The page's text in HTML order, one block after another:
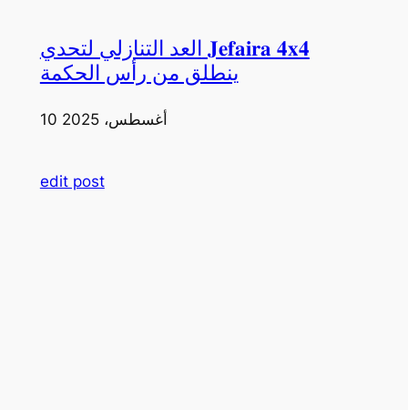
العد التنازلي لتحدي 𝐉𝐞𝐟𝐚𝐢𝐫𝐚 𝟒𝐱𝟒
ينطلق من رأس الحكمة
10 أغسطس، 2025
edit post